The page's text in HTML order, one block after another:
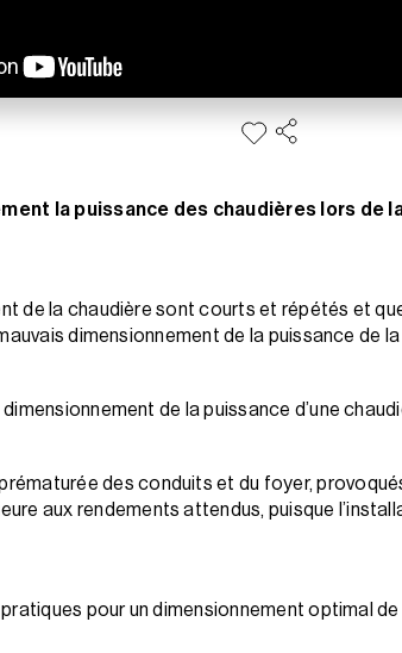
la puissance des chaudières lors de
de la chaudière sont courts et répétés et
dimensionnement de la puissance de
de la puissance d’une
des conduits et du foyer,
aux rendements attendus, puisque
pour un dimensionnement optimal